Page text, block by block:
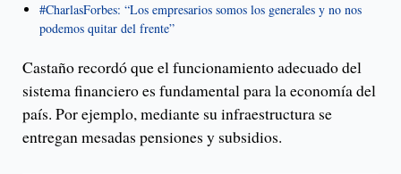
#CharlasForbes: “Los empresarios somos los generales y no nos
podemos quitar del frente”
Castaño recordó que el funcionamiento adecuado del
sistema financiero es fundamental para la economía del
país. Por ejemplo, mediante su infraestructura se
entregan mesadas pensiones y subsidios.